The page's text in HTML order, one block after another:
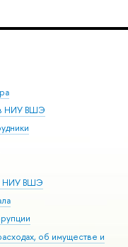
в НИУ ВШЭ
НИУ ВШЭ
об имуществе и